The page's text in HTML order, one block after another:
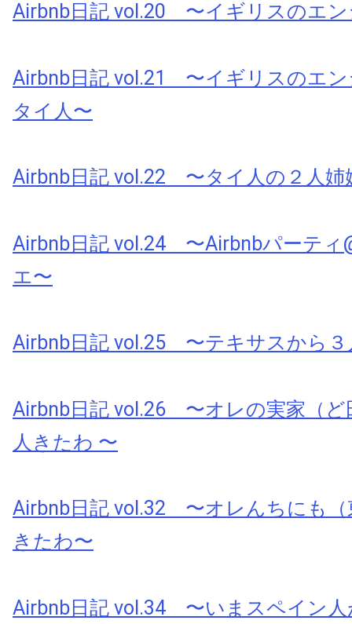
Airbnb日記 vol.20 〜イギリスのエ
Airbnb日記 vol.21 〜イギリスのエ
タイ人〜
Airbnb日記 vol.22 〜タイ人の２人姉
Airbnb日記 vol.24 〜Airbnbパーティ
エ〜
Airbnb日記 vol.25 〜テキサスから３
Airbnb日記 vol.26 〜オレの実家（ど
人きたわ 〜
Airbnb日記 vol.32 〜オレんちにも（
きたわ〜
Airbnb日記 vol.34 〜いまスペイン人